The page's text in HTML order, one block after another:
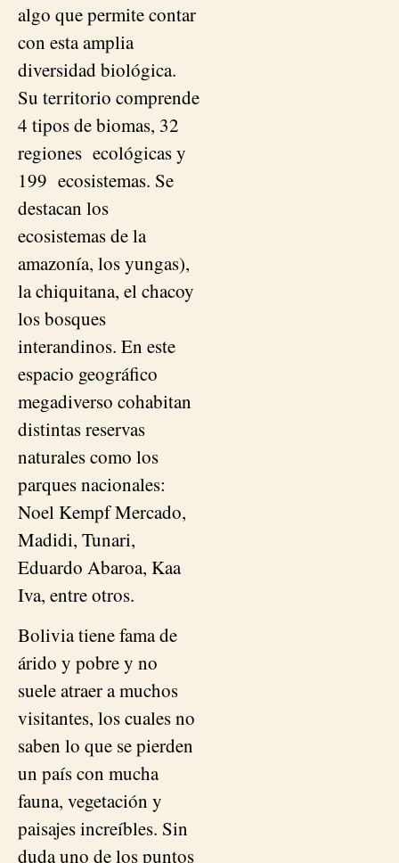
algo que permite contar
con esta amplia
diversidad biológica.
Su territorio comprende
4 tipos de biomas, 32
regiones ecológicas y
199 ecosistemas. Se
destacan los
ecosistemas de la
amazonía, los yungas),
la chiquitana, el chacoy
los bosques
interandinos. En este
espacio geográfico
megadiverso cohabitan
distintas reservas
naturales como los
parques nacionales:
Noel Kempf Mercado,
Madidi, Tunari,
Eduardo Abaroa, Kaa
Iva, entre otros.
Bolivia tiene fama de
árido y pobre y no
suele atraer a muchos
visitantes, los cuales no
saben lo que se pierden
un país con mucha
fauna, vegetación y
paisajes increíbles. Sin
duda uno de los puntos